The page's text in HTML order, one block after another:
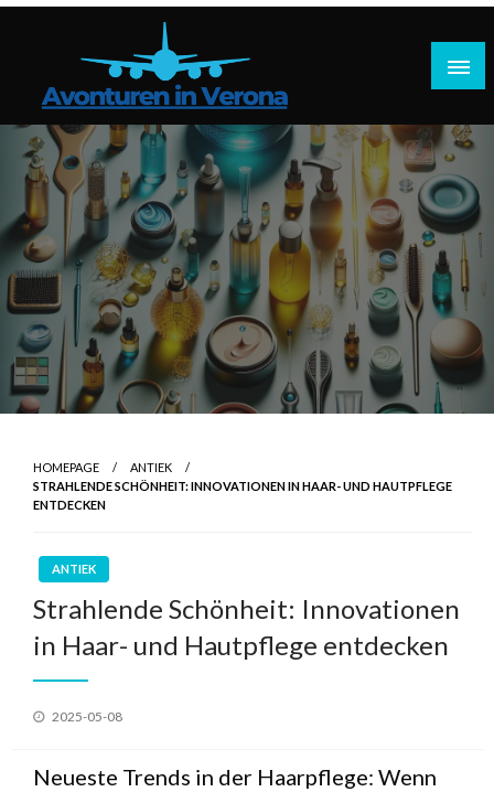
Doorgaan
Avonturen in Verona
Reisplannen, praktische tips, reisverhalen
HOMEPAGE
ANTIEK
STRAHLENDE SCHÖNHEIT: INNOVATIONEN IN HAAR- UND HAUTPFLEGE
ENTDECKEN
ANTIEK
Strahlende Schönheit: Innovationen
in Haar- und Hautpflege entdecken
Geplaatst
2025-05-08
Neueste Trends in der Haarpflege: Wenn